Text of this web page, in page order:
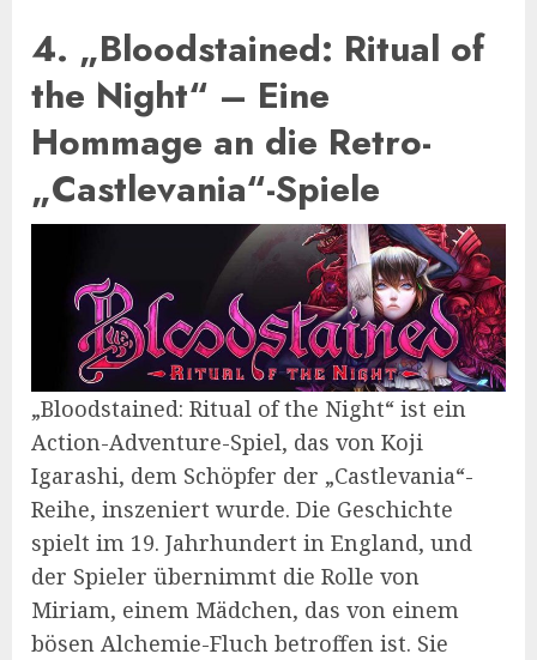
4. „Bloodstained: Ritual of
the Night“ – Eine
Hommage an die Retro-
„Castlevania“-Spiele
„Bloodstained: Ritual of the Night“ ist ein
Action-Adventure-Spiel, das von Koji
Igarashi, dem Schöpfer der „Castlevania“-
Reihe, inszeniert wurde. Die Geschichte
spielt im 19. Jahrhundert in England, und
der Spieler übernimmt die Rolle von
Miriam, einem Mädchen, das von einem
bösen Alchemie-Fluch betroffen ist. Sie